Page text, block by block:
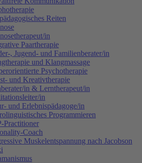
Reiten
in
Paartherapie
, Jugend- und Familienberater/in
und Klangmassage
Psychotherapie
und Kreativtherapie
in & Lerntherapeut/in
in
und Erlebnispädagoge/in
Programmieren
Practitioner
Coach
Muskelentspannung nach Jacobson